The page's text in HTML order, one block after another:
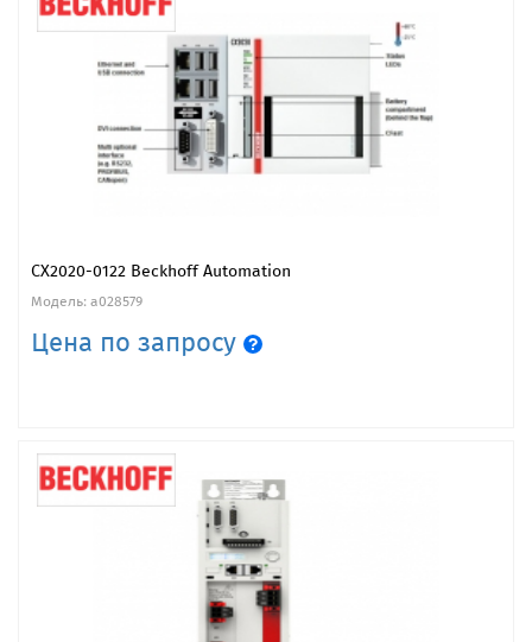
CX2020-0122 Beckhoff Automation
Модель: a028579
Цена по запросу